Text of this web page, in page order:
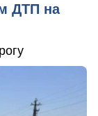
ДТП на